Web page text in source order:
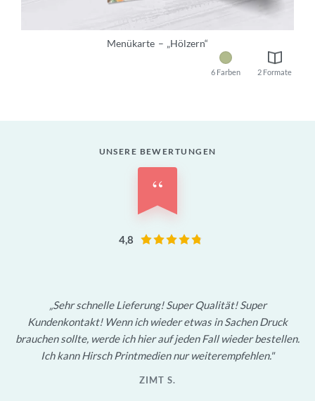
Menükarte „Hölzern“
2 Formate
6 Farben
UNSERE BEWERTUNGEN
“
4,8
Sehr schnelle Lieferung! Super Qualität! Super
Kundenkontakt! Wenn ich wieder etwas in Sachen Druck
brauchen sollte, werde ich hier auf jeden Fall wieder bestellen.
Ich kann Hirsch Printmedien nur weiterempfehlen.
ZIMT S.